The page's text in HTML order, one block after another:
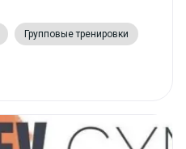
Групповые тренировки